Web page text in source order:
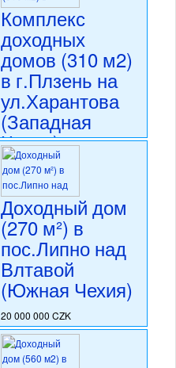
коммерческого использования
состояние: стандарт
номер объекта:20663
Комплекс
доходных
домов (310 м2)
в г.Плзень на
ул.Харантова
(Западная
Чехия)
17 500 000 CZK
регион:Западная Чехия
раздел: объекты для
коммерческого использования
состояние: стандарт
номер объекта: 20618
Доходный дом
(270 м²) в
пос.Липно над
Влтавой
(Южная Чехия)
20 000 000 CZK
регион:Южная Чехия
раздел: объекты для
коммерческого использования